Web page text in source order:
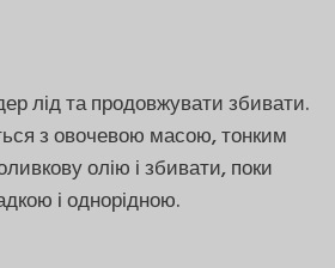
лід та продовжувати збивати.
з овочевою масою, тонким
олію і збивати, поки
і однорідною.